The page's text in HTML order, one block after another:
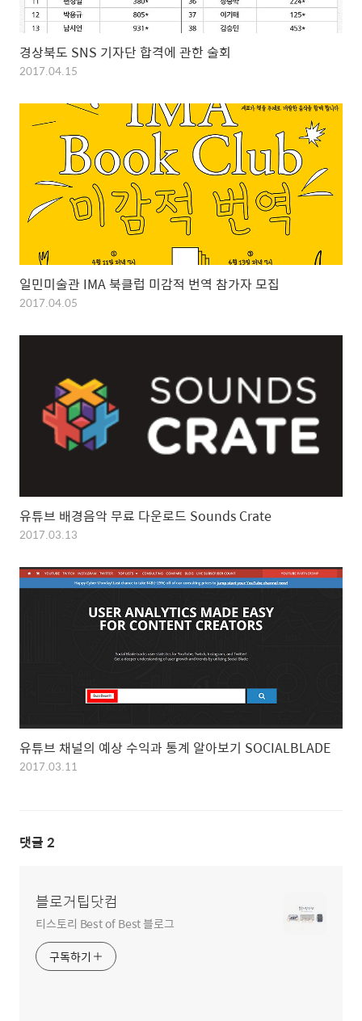
경상북도 SNS 기자단 합격에 관한 술회
2017.04.15
일민미술관 IMA 북클럽 미감적 번역 참가자 모집
2017.04.05
유튜브 배경음악 무료 다운로드 Sounds Crate
2017.03.13
유튜브 채널의 예상 수익과 통계 알아보기 SOCIALBLADE
2017.03.11
댓글 2
블로거팁닷컴
티스토리 Best of Best 블로그
구독하기